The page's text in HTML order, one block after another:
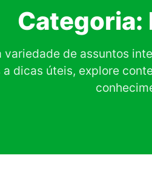
Categoria:
variedade de assuntos
dicas úteis, explore